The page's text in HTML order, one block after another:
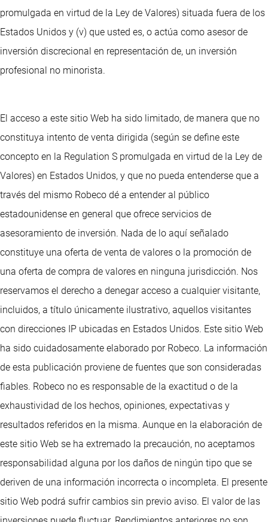
promulgada en virtud de la Ley de Valores) situada fuera de los
Estados Unidos y (v) que usted es, o actúa como asesor de
inversión discrecional en representación de, un inversión
profesional no minorista.
El acceso a este sitio Web ha sido limitado, de manera que no
constituya intento de venta dirigida (según se define este
concepto en la Regulation S promulgada en virtud de la Ley de
Valores) en Estados Unidos, y que no pueda entenderse que a
través del mismo Robeco dé a entender al público
estadounidense en general que ofrece servicios de
asesoramiento de inversión. Nada de lo aquí señalado
constituye una oferta de venta de valores o la promoción de
una oferta de compra de valores en ninguna jurisdicción. Nos
reservamos el derecho a denegar acceso a cualquier visitante,
incluidos, a título únicamente ilustrativo, aquellos visitantes
con direcciones IP ubicadas en Estados Unidos. Este sitio Web
ha sido cuidadosamente elaborado por Robeco. La información
de esta publicación proviene de fuentes que son consideradas
fiables. Robeco no es responsable de la exactitud o de la
exhaustividad de los hechos, opiniones, expectativas y
resultados referidos en la misma. Aunque en la elaboración de
este sitio Web se ha extremado la precaución, no aceptamos
responsabilidad alguna por los daños de ningún tipo que se
deriven de una información incorrecta o incompleta. El presente
sitio Web podrá sufrir cambios sin previo aviso. El valor de las